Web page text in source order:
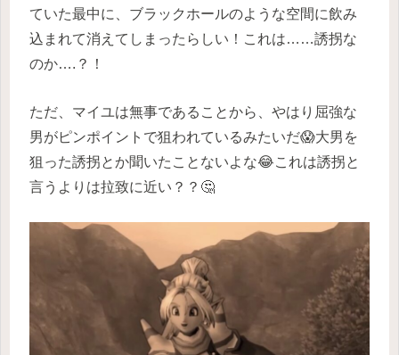
ていた最中に、ブラックホールのような空間に飲み
込まれて消えてしまったらしい！これは……誘拐な
のか….？！
ただ、マイユは無事であることから、やはり屈強な
男がピンポイントで狙われているみたいだ😱大男を
狙った誘拐とか聞いたことないよな😂これは誘拐と
言うよりは拉致に近い？？🤔